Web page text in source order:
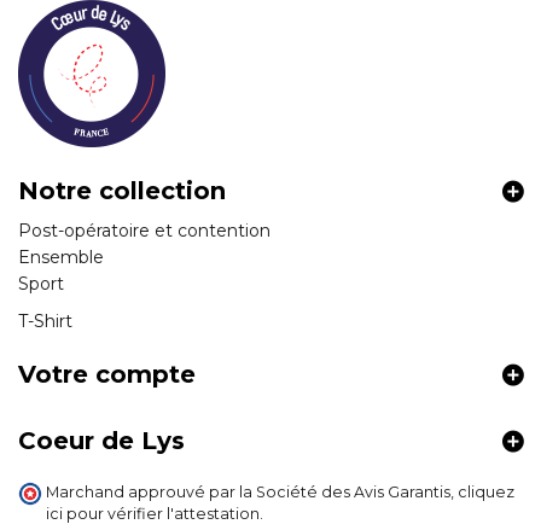
Notre collection
Post-opératoire et contention
Ensemble
Sport
T-Shirt
Votre compte
Coeur de Lys
Marchand approuvé par la Société des Avis Garantis, cliquez
ici pour vérifier l'attestation